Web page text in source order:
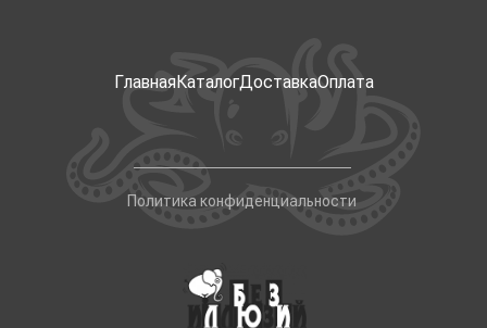
ГлавнаяКаталогДоставкаОплата
Политика конфиденциальности